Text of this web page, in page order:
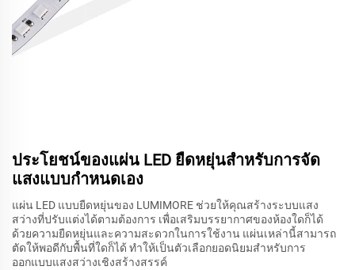
ประโยชน์ของแผ่น LED ยืดหยุ่นสำหรับการจัด
แสงแบบกำหนดเอง
แผ่น LED แบบยืดหยุ่นของ LUMIMORE ช่วยให้คุณสร้างระบบแสง
สว่างที่ปรับแต่งได้ตามต้องการ เพื่อเสริมบรรยากาศของห้องใดก็ได้
ด้วยความยืดหยุ่นและความสะดวกในการใช้งาน แผ่นเหล่านี้สามารถ
ตัดให้พอดีกับพื้นที่ใดก็ได้ ทำให้เป็นตัวเลือกยอดนิยมสำหรับการ
ออกแบบแสงสว่างเชิงสร้างสรรค์